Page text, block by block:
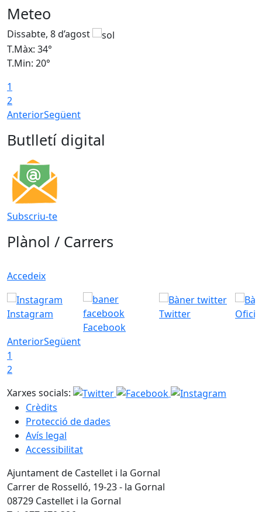
Meteo
Dissabte, 8 d’agost
T.Màx: 34°
T.Min: 20°
1
2
AnteriorSegüent
Butlletí digital
Subscriu-te
Plànol / Carrers
Accedeix
Instagram
Facebook
Twitter
AnteriorSegüent
1
2
Xarxes socials:
Crèdits
Protecció de dades
Avís legal
Accessibilitat
Ajuntament de Castellet i la Gornal
Carrer de Rosselló, 19-23 - la Gornal
08729 Castellet i la Gornal